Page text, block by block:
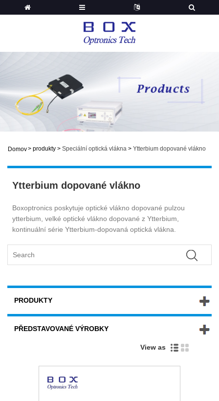
Domov> produkty > Speciální optická vlákna > Ytterbium dopované vlákno
Ytterbium dopované vlákno
Boxoptronics poskytuje optické vlákno dopované pulzou
ytterbium, velké optické vlákno dopované z Ytterbium,
kontinuální série Ytterbium-dopovaná optická vlákna.
PRODUKTY
PŘEDSTAVOVANÉ VÝROBKY
View as